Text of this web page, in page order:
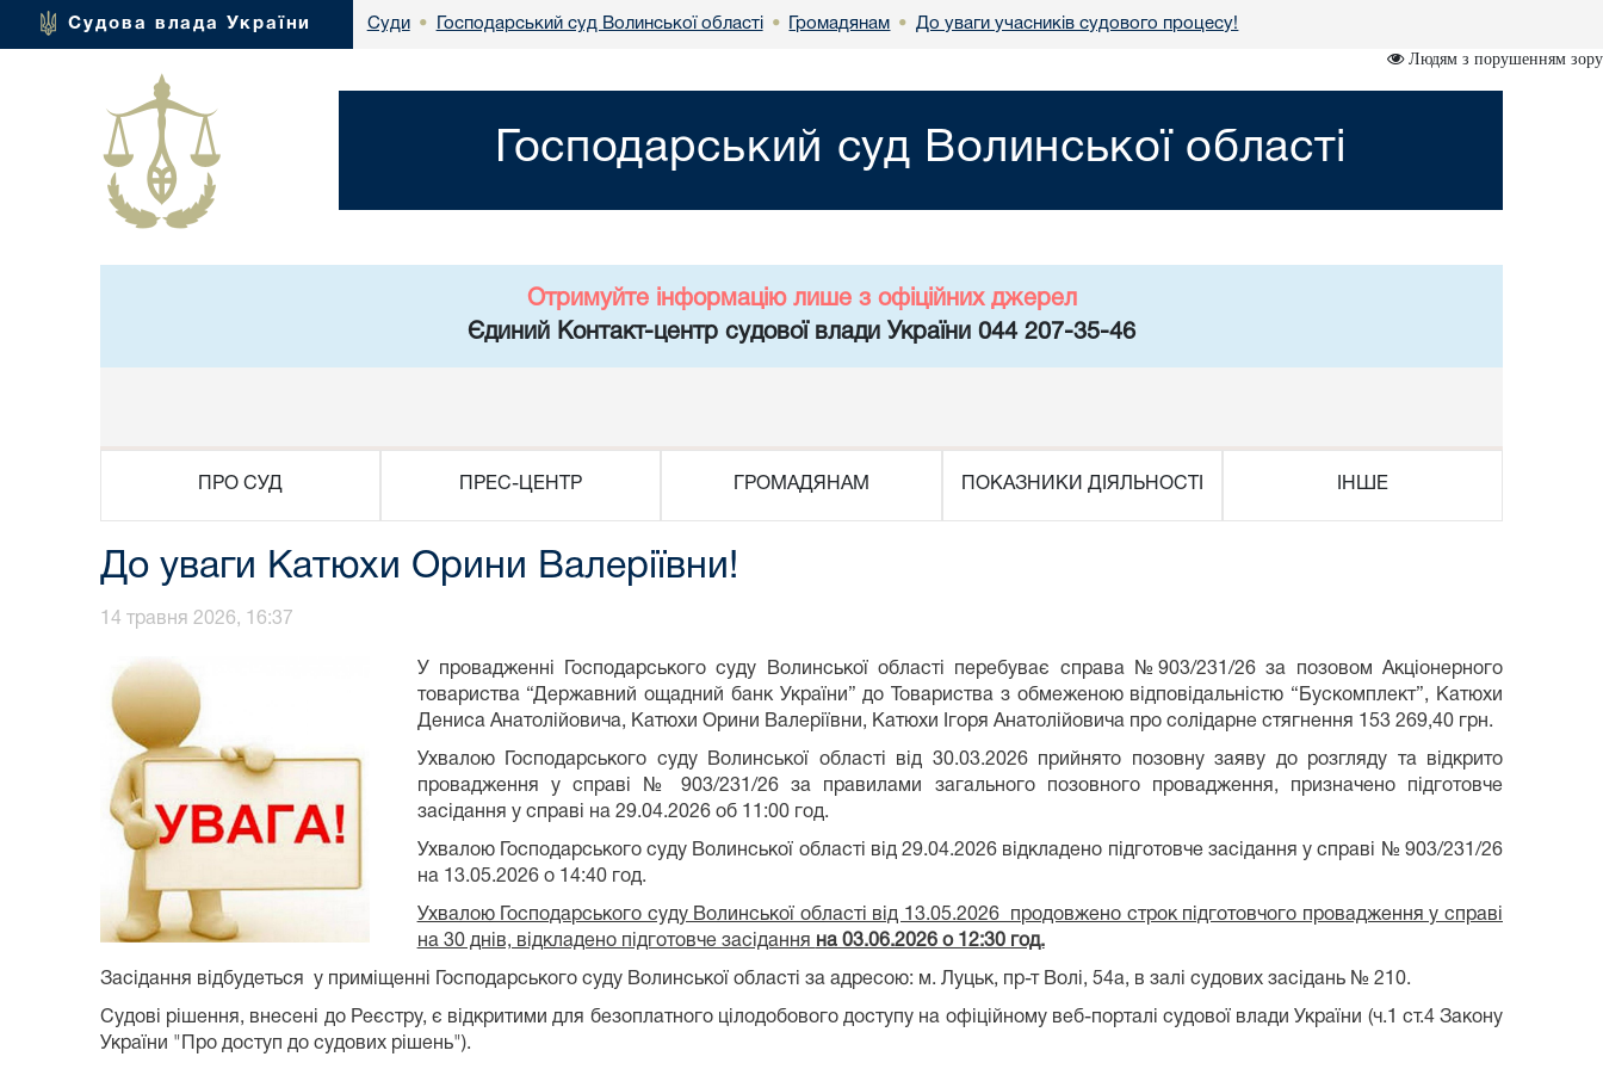
Судова влада України Суди • Господарський суд Волинської області • Громадянам • До уваги учасників судового процесу!
Людям з порушенням зору
Господарський суд Волинської області
Отримуйте інформацію лише з офіційних джерел
Єдиний Контакт-центр судової влади України 044 207-35-46
ПРО СУД ПРЕС-ЦЕНТР ГРОМАДЯНАМ ПОКАЗНИКИ ДІЯЛЬНОСТІ ІНШЕ
До уваги Катюхи Орини Валеріївни!
14 травня 2026, 16:37
У провадженні Господарського суду Волинської області перебуває справа №903/231/26 за позовом Акціонерного
товариства “Державний ощадний банк України” до Товариства з обмеженою відповідальністю “Бускомплект”, Катюхи
Дениса Анатолійовича, Катюхи Орини Валеріївни, Катюхи Ігоря Анатолійовича про солідарне стягнення 153 269,40 грн.
Ухвалою Господарського суду Волинської області від 30.03.2026 прийнято позовну заяву до розгляду та відкрито
провадження у справі № 903/231/26 за правилами загального позовного провадження, призначено підготовче
засідання у справі на 29.04.2026 об 11:00 год.
Ухвалою Господарського суду Волинської області від 29.04.2026 відкладено підготовче засідання у справі № 903/231/26
на 13.05.2026 о 14:40 год.
Ухвалою Господарського суду Волинської області від 13.05.2026 продовжено строк підготовчого провадження у справі
на 30 днів, відкладено підготовче засідання на 03.06.2026 о 12:30 год.
Засідання відбудеться у приміщенні Господарського суду Волинської області за адресою: м. Луцьк, пр-т Волі, 54а, в залі судових засідань № 210.
Судові рішення, внесені до Реєстру, є відкритими для безоплатного цілодобового доступу на офіційному веб-порталі судової влади України (ч.1 ст.4 Закону
України "Про доступ до судових рішень").